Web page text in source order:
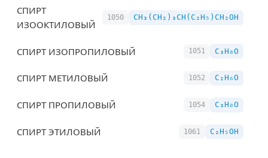
СПИРТ
ИЗООКТИЛОВЫЙ
1050 CH₃(CH₂)₃CH(C₂H₅)CH₂OH
СПИРТ ИЗОПРОПИЛОВЫЙ 1051 C₃H₈O
СПИРТ МЕТИЛОВЫЙ 1052 C₂H₆O
СПИРТ ПРОПИЛОВЫЙ 1054 C₃H₈O
СПИРТ ЭТИЛОВЫЙ 1061 C₂H₅OH